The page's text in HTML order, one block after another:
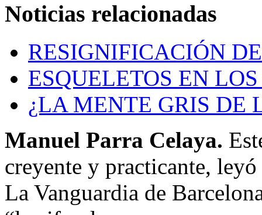
Noticias relacionadas
RESIGNIFICACIÓN
ESQUELETOS EN
¿LA MENTE GRIS DE
Manuel Parra Celaya.
creyente y practicante,
La Vanguardia de